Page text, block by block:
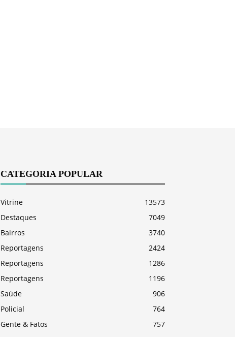
CATEGORIA POPULAR
Vitrine
13573
Destaques
7049
Bairros
3740
Reportagens
2424
Reportagens
1286
Reportagens
1196
Saúde
906
Policial
764
Gente & Fatos
757